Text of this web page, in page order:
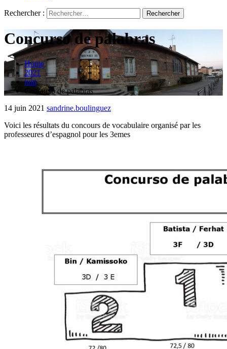
Rechercher :
Concurso de palabras
Home
2021
juin
Concurso de palabras
14 juin 2021 sandrine.boulinguez
Voici les résultats du concours de vocabulaire organisé par les
professeures d’espagnol pour les 3emes